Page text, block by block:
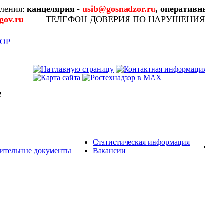
канцелярия - usib@gosnadzor.ru,
ТЕЛЕФОН ДОВЕРИЯ ПО
документы
Статистическая информация
Вакансии